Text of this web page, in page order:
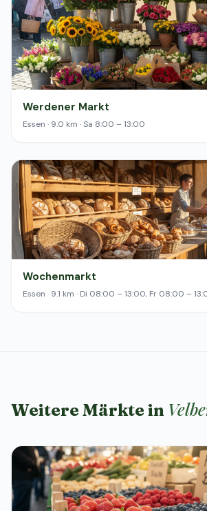
Werdener Markt
Essen · 9.0 km · Sa 8:00 – 13:00
Wochenmarkt
Essen · 9.1 km · Di 08:00 – 13:00, Fr 08:00 –
Weitere Märkte in